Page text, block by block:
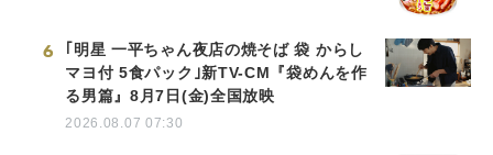
6
｢明星 一平ちゃん夜店の焼そば 袋 からし
マヨ付 5食パック｣新TV-CM『袋めんを作
る男篇』8月7日(金)全国放映
2026.08.07 07:30